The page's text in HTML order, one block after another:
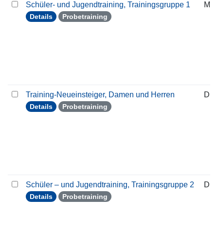
Schüler- und Jugendtraining, Trainingsgruppe 1
Details Probetraining
Training-Neueinsteiger, Damen und Herren
Details Probetraining
Schüler – und Jugendtraining, Trainingsgruppe 2
Details Probetraining